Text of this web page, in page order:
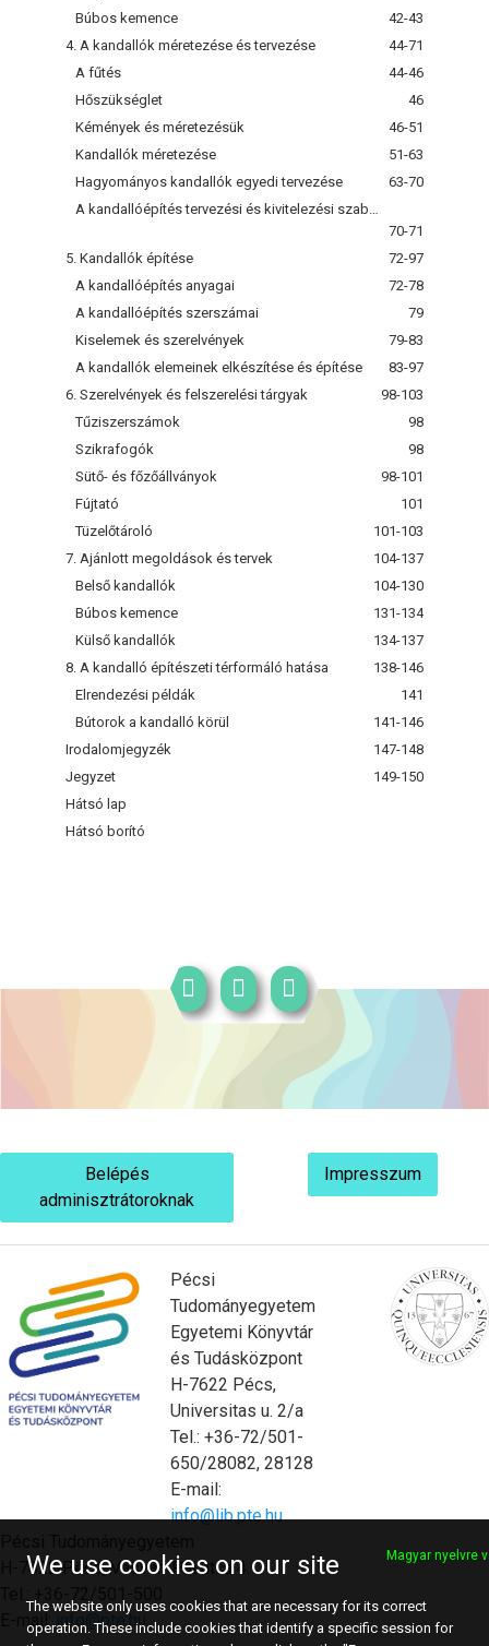
Búbos kemence
42-43
4. A kandallók méretezése és tervezése
44-71
A fűtés
44-46
Hőszükséglet
46
Kémények és méretezésük
46-51
Kandallók méretezése
51-63
Hagyományos kandallók egyedi tervezése
63-70
70-71
5. Kandallók építése
72-97
A kandallóépítés anyagai
72-78
A kandallóépítés szerszámai
79
Kiselemek és szerelvények
79-83
A kandallók elemeinek elkészítése és építése
83-97
6. Szerelvények és felszerelési tárgyak
98-103
Tűziszerszámok
98
Szikrafogók
98
Sütő- és főzőállványok
98-101
Fújtató
101
Tüzelőtároló
101-103
7. Ajánlott megoldások és tervek
104-137
Belső kandallók
104-130
Búbos kemence
131-134
Külső kandallók
134-137
8. A kandalló építészeti térformáló hatása
138-146
Elrendezési példák
141
Bútorok a kandalló körül
141-146
Irodalomjegyzék
147-148
Jegyzet
149-150
Hátsó lap
Hátsó borító
Belépés
adminisztrátoroknak
Impresszum
Pécsi
Tudományegyetem
Egyetemi Könyvtár
és Tudásközpont
H-7622 Pécs,
Universitas u. 2/a
Tel.: +36-72/501-
650/28082, 28128
E-mail:
info@lib.pte.hu
H-7622 Pécs, Vasvári Pál utca 4.
info@pte.hu
We use cookies on our site Magyar nyelvre
The website only uses cookies that are necessary for its correct
operation. These include cookies that identify a specific session for